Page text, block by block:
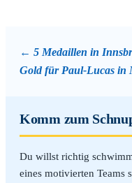
5 Medaillen in
Gold für Paul-Lucas in
Komm zum
Du willst richtig
eines motivierten Teams